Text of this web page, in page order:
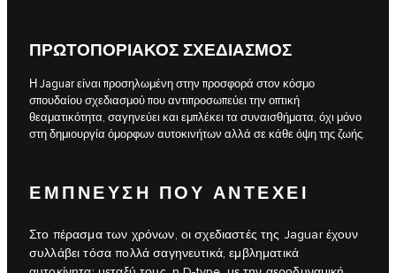
ΠΡΩΤΟΠΟΡΙΑΚΟΣ ΣΧΕΔΙΑΣΜΟΣ
Η Jaguar είναι προσηλωμένη στην προσφορά στον κόσμο
σπουδαίου σχεδιασμού που αντιπροσωπεύει την οπτική
θεαματικότητα, σαγηνεύει και εμπλέκει τα συναισθήματα, όχι μόνο
στη δημιουργία όμορφων αυτοκινήτων αλλά σε κάθε όψη της ζωής.
ΕΜΠΝΕΥΣΗ ΠΟΥ ΑΝΤΕΧΕΙ
Στο πέρασμα των χρόνων, οι σχεδιαστές της Jaguar έχουν
συλλάβει τόσα πολλά σαγηνευτικά, εμβληματικά